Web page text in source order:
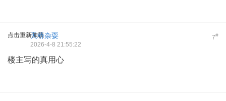
点击重新加载 7#
天桥杂耍
2026-4-8 21:55:22
楼主写的真用心